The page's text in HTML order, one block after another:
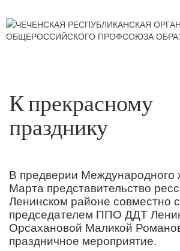
К прекрасному
празднику
В предверии Международного
Марта представительство
Ленинском районе совместно с
председателем ППО ДДТ
Орсахановой Маликой
праздничное мероприятие.